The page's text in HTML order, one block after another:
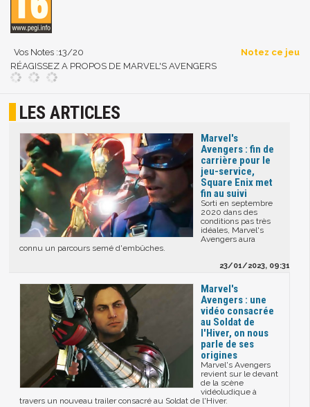
Vos Notes :13/20
Notez ce jeu
RÉAGISSEZ A PROPOS DE MARVEL'S AVENGERS
LES ARTICLES
Marvel's
Avengers : fin de
carrière pour le
jeu-service,
Square Enix met
fin au suivi
Sorti en septembre
2020 dans des
conditions pas très
idéales, Marvel's
Avengers aura
connu un parcours semé d'embûches.
23/01/2023, 09:31
Marvel's
Avengers : une
vidéo consacrée
au Soldat de
l'Hiver, on nous
parle de ses
origines
Marvel's Avengers
revient sur le devant
de la scène
vidéoludique à
travers un nouveau trailer consacré au Soldat de l'Hiver.